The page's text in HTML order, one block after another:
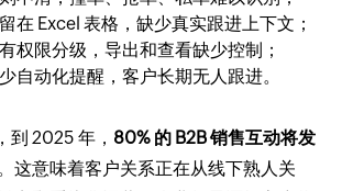
在 Excel 表格，缺少真实跟进上下文；
权限分级，导出和查看缺少控制；
自动化提醒，客户长期无人跟进。
到 2025 年， 80% 的 B2B 销售互动将发
这意味着客户关系正在从线下熟人关